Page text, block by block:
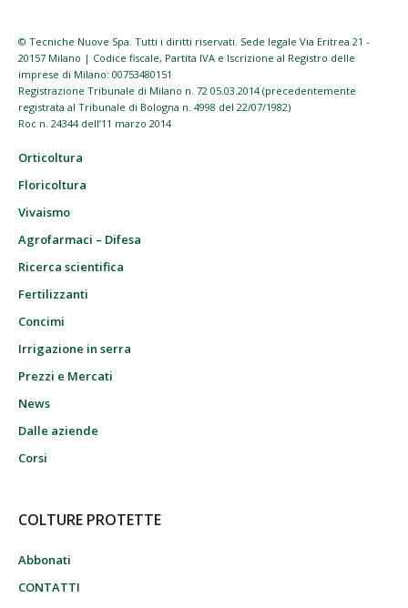
© Tecniche Nuove Spa. Tutti i diritti riservati. Sede legale Via Eritrea 21 -
20157 Milano | Codice fiscale, Partita IVA e Iscrizione al Registro delle
imprese di Milano: 00753480151
Registrazione Tribunale di Milano n. 72 05.03.2014 (precedentemente
registrata al Tribunale di Bologna n. 4998 del 22/07/1982)
Roc n. 24344 dell’11 marzo 2014
Orticoltura
Floricoltura
Vivaismo
Agrofarmaci – Difesa
Ricerca scientifica
Fertilizzanti
Concimi
Irrigazione in serra
Prezzi e Mercati
News
Dalle aziende
Corsi
COLTURE PROTETTE
Abbonati
CONTATTI